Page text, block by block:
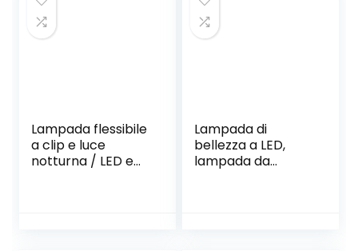
Lampada flessibile
a clip e luce
notturna / LED e
Lampada di
bellezza a LED,
lampada da